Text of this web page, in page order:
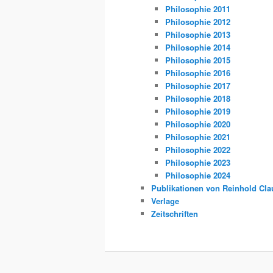
Philosophie 2011
Philosophie 2012
Philosophie 2013
Philosophie 2014
Philosophie 2015
Philosophie 2016
Philosophie 2017
Philosophie 2018
Philosophie 2019
Philosophie 2020
Philosophie 2021
Philosophie 2022
Philosophie 2023
Philosophie 2024
Publikationen von Reinhold
Verlage
Zeitschriften